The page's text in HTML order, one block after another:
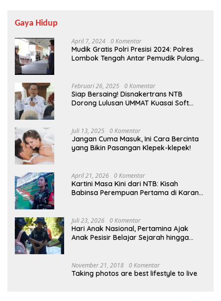
Gaya Hidup
April 7, 2024 0 Komentar
Mudik Gratis Polri Presisi 2024: Polres
Lombok Tengah Antar Pemudik Pulang
Februari 26, 2025 0 Komentar
Siap Bersaing! Disnakertrans NTB
Dorong Lulusan UMMAT Kuasai Soft
Juli 13, 2025 0 Komentar
Jangan Cuma Masuk, Ini Cara Bercinta
yang Bikin Pasangan Klepek-klepek!
April 21, 2026 0 Komentar
Kartini Masa Kini dari NTB: Kisah
Babinsa Perempuan Pertama di Karang
Juli 23, 2026 0 Komentar
Hari Anak Nasional, Pertamina Ajak
Anak Pesisir Belajar Sejarah hingga
November 21, 2018 0 Komentar
Taking photos are best lifestyle to live